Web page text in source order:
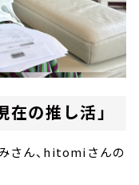
在の推し活」
さん、hitomiさんの